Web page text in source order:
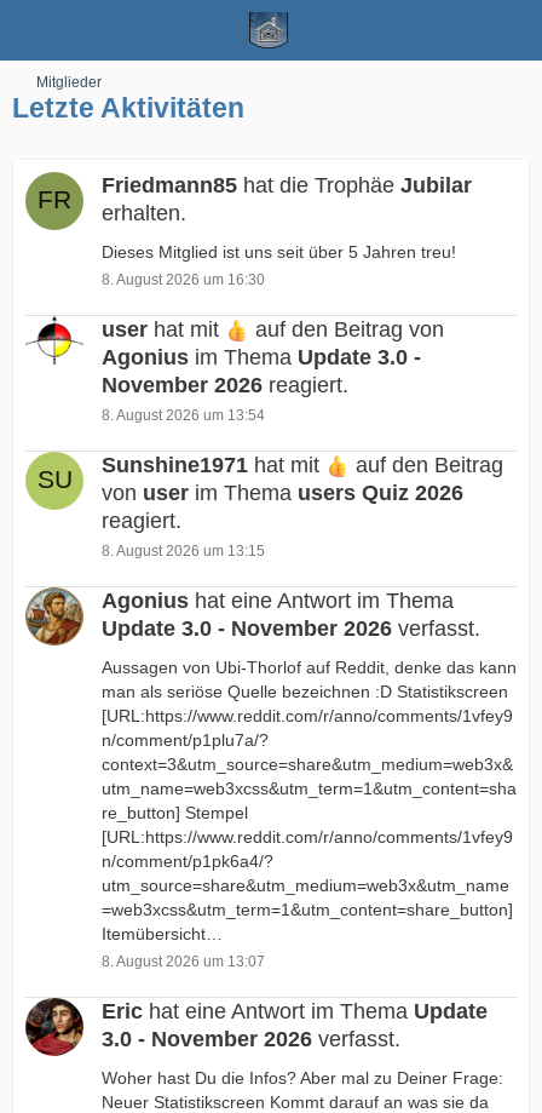
Mitglieder
Letzte Aktivitäten
Friedmann85 hat die Trophäe Jubilar
erhalten.
Dieses Mitglied ist uns seit über 5 Jahren treu!
8. August 2026 um 16:30
user hat mit
auf den Beitrag von
Agonius im Thema Update 3.0 -
November 2026 reagiert.
8. August 2026 um 13:54
Sunshine1971 hat mit
auf den Beitrag
von user im Thema users Quiz 2026
reagiert.
8. August 2026 um 13:15
Agonius hat eine Antwort im Thema
Update 3.0 - November 2026 verfasst.
Aussagen von Ubi-Thorlof auf Reddit, denke das kann
man als seriöse Quelle bezeichnen :D Statistikscreen
[URL:https://www.reddit.com/r/anno/comments/1vfey9
n/comment/p1plu7a/?
context=3&utm_source=share&utm_medium=web3x&
utm_name=web3xcss&utm_term=1&utm_content=sha
re_button] Stempel
[URL:https://www.reddit.com/r/anno/comments/1vfey9
n/comment/p1pk6a4/?
utm_source=share&utm_medium=web3x&utm_name
=web3xcss&utm_term=1&utm_content=share_button]
Itemübersicht…
8. August 2026 um 13:07
Eric hat eine Antwort im Thema Update
3.0 - November 2026 verfasst.
Woher hast Du die Infos? Aber mal zu Deiner Frage:
Neuer Statistikscreen Kommt darauf an was sie da